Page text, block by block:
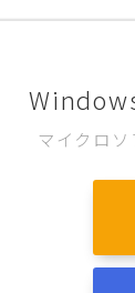
マイクロ